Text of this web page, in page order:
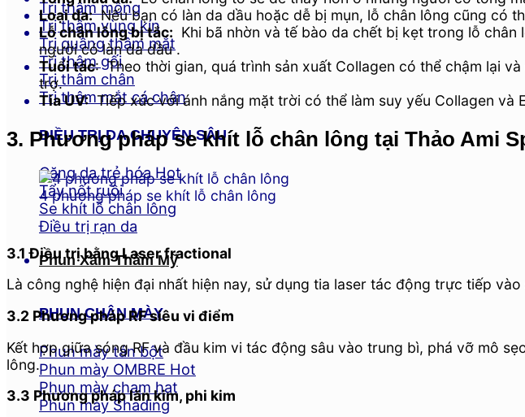
Trị thâm mông
Trị thâm vùng kín
Trị quầng thâm mắt
Trị thâm gối
Trị thâm chân
Trị thâm mắt cá chân
ĐIỀU TRỊ DA CHUYÊN SÂU
Căng da trẻ hóa
Tẩy nốt ruồi
Se khít lỗ chân lông
Điều trị rạn da
Phun Xăm Thẩm Mỹ
PHUN CHÂN MÀY
Phun mày tán bột
Phun mày OMBRE
Phun mày chạm hạt
Phun mày Shading
Loại da:Nếu bạn có làn da dầu hoặc dễ bị mụn, lỗ chân lông cũng có
Lỗ chân lông bị tắc: Khi bã nhờn và tế bào da chết bị kẹt trong lỗ
người có làn da dầu .
Tuổi tác: Theo thời gian, quá trình sản xuất Collagen có thể chậm lại
trợ.
Tia UV: Tiếp xúc với ánh nắng mặt trời có thể làm suy yếu Collagen và
3. Phương pháp se khít lỗ chân lông tại Thảo Ami
4 phương pháp se khít lỗ chân lông
3.1 Điều trị bằng Laser fractional
Là công nghệ hiện đại nhất hiện nay, sử dụng tia laser tác động trực tiếp
3.2 Phương pháp RF siêu vi điểm
Kết hợp giữa sóng RF và đầu kim vi tác động sâu vào trung bì, phá vỡ mô
lông.
3.3 Phương pháp lăn kim, phi kim